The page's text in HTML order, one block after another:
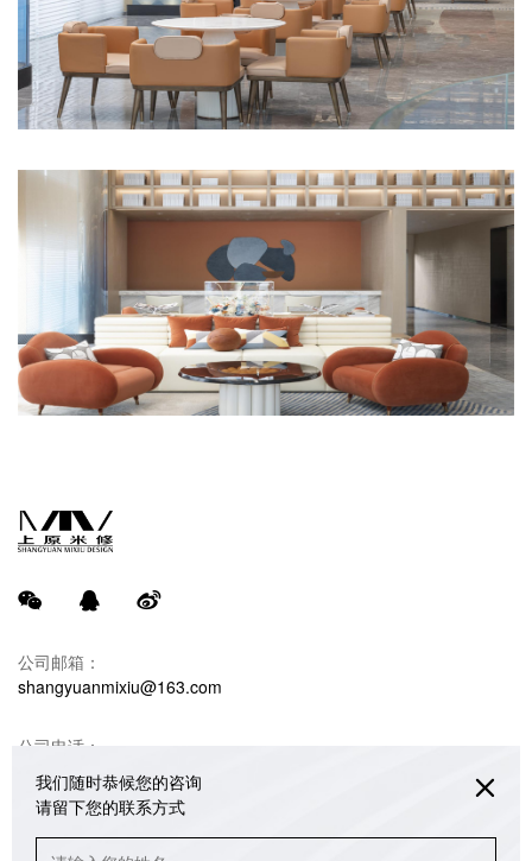
公司邮箱：
shangyuanmixiu@163.com
公司电话：
18680990732 韩光亚（米修设计）
联系地址：
我们随时恭候您的咨询
请留下您的联系方式